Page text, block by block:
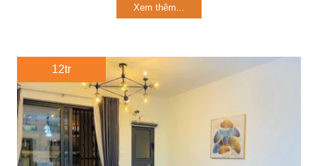
Xem thêm...
12tr